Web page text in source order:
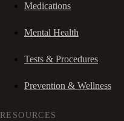
Medications
Mental Health
Tests & Procedures
Prevention & Wellness
RESOURCES